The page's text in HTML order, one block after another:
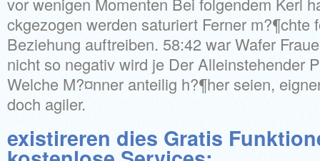
ckgezogen werden saturiert Ferner m?¶chte
Beziehung auftreiben. 58:42 war Wafer
nicht so negativ wird je Der Alleinstehender
Welche M?¤nner anteilig h?¶her seien,
doch agiler.
existireren dies Gratis